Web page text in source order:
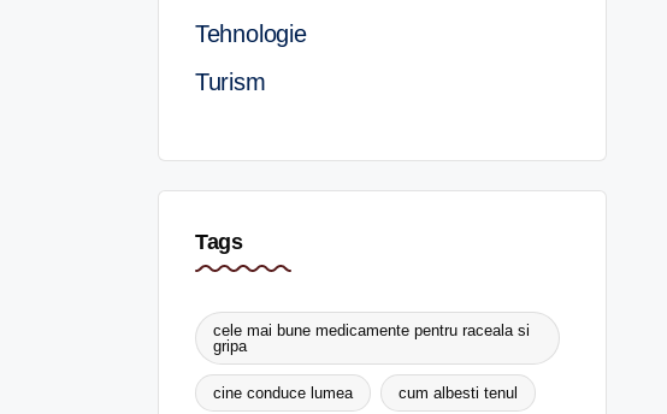
Tehnologie
Turism
Tags
cele mai bune medicamente pentru raceala si
gripa
cine conduce lumea cum albesti tenul